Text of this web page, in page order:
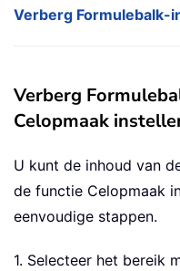
Verberg Formulebalk-
Verberg
Celopmaak
U kunt de inhoud van
de functie Celopmaak
eenvoudige stappen.
1. Selecteer het bereik